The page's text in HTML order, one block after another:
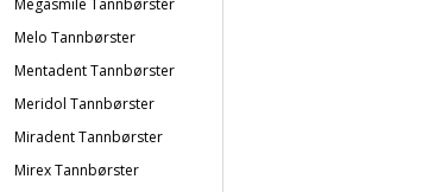
Megasmile Tannbørster
Melo Tannbørster
Mentadent Tannbørster
Meridol Tannbørster
Miradent Tannbørster
Mirex Tannbørster